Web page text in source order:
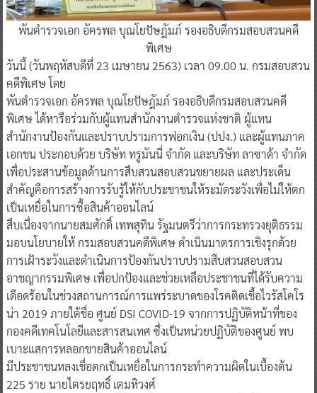
พันตำรวจเอก อัครพล บุณโยปัษฎัมภ์ รองอธิบดีกรมสอบสวนคดี
พิเศษ
วันนี้ (วันพฤหัสบดีที่ 23 เมษายน 2563) เวลา 09.00 น. กรมสอบสวน
คดีพิเศษ โดย
พันตำรวจเอก อัครพล บุณโยปัษฎัมภ์ รองอธิบดีกรมสอบสวนคดี
พิเศษ ได้หารือร่วมกับผู้แทนสำนักงานตำรวจแห่งชาติ ผู้แทน
สำนักงานป้องกันและปราบปรามการฟอกเงิน (ปปง.) และผู้แทนภาค
เอกชน ประกอบด้วย บริษัท ทรูมันนี่ จำกัด และบริษัท ลาซาด้า จำกัด
เพื่อประสานข้อมูลด้านการสืบสวนสอบสวนขยายผล และประเด็น
สำคัญคือการสร้างการรับรู้ให้กับประชาชนให้ระมัดระวังเพื่อไม่ให้ตก
เป็นเหยื่อในการซื้อสินค้าออนไลน์
สืบเนื่องจากนายสมศักดิ์ เทพสุทิน รัฐมนตรีว่าการกระทรวงยุติธรรม
มอบนโยบายให้ กรมสอบสวนคดีพิเศษ ดำเนินมาตรการเชิงรุกด้วย
การเฝ้าระวังและดำเนินการป้องกันปราบปรามสืบสวนสอบสวน
อาชญากรรมพิเศษ เพื่อปกป้องและช่วยเหลือประชาชนที่ได้รับความ
เดือดร้อนในช่วงสถานการณ์การแพร่ระบาดของโรคติดเชื้อไวรัสโคโร
น่า 2019 ภายใต้ชื่อ ศูนย์ DSI COVID-19 จากการปฏิบัติหน้าที่ของ
กองคดีเทคโนโลยีและสารสนเทศ ซึ่งเป็นหน่วยปฏิบัติของศูนย์ พบ
เบาะแสการหลอกขายสินค้าออนไลน์
มีประชาชนหลงเชื่อตกเป็นเหยื่อในการกระทำความผิดในเบื้องต้น
225 ราย นายไตรยฤทธิ์ เตมหิวงศ์